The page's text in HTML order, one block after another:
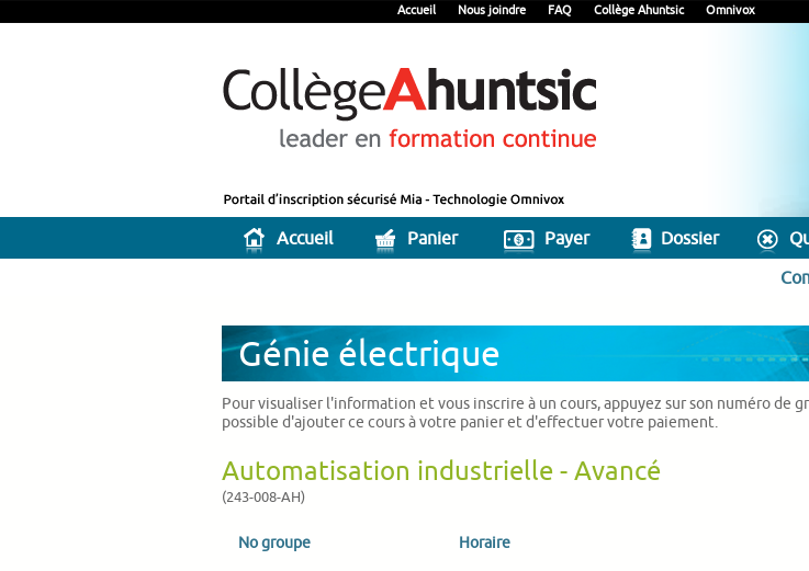
Accueil Nous joindre FAQ Collège Ahuntsic Omnivox
Accueil Panier Payer Dossier
Génie électrique
Pour visualiser l'information et vous inscrire à un cours, appuyez sur son numéro de
possible d'ajouter ce cours à votre panier et d'effectuer votre paiement.
Automatisation industrielle - Avancé
(243-008-AH)
No groupe Horaire